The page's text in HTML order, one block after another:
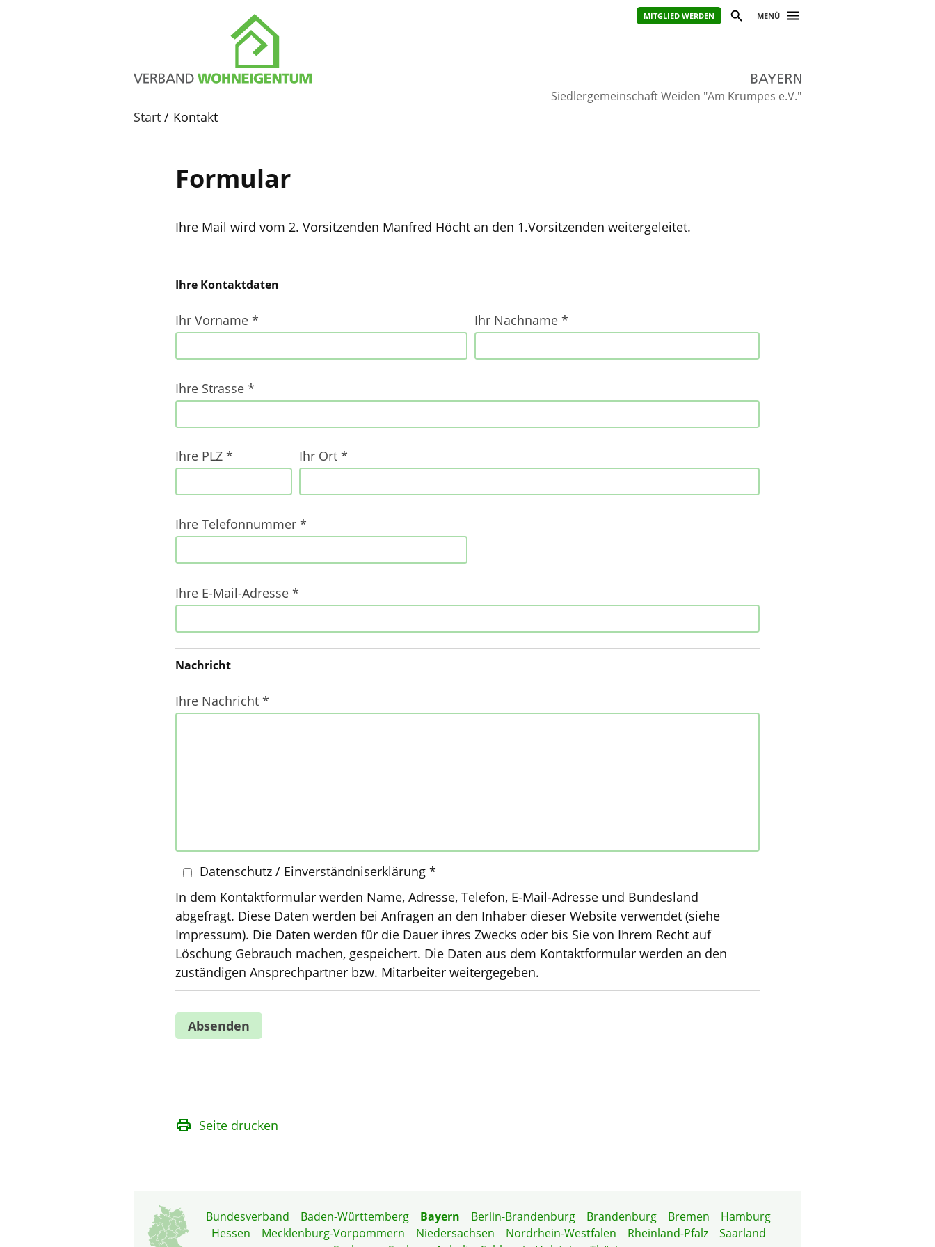
MITGLIED WERDEN MENÜ
Siedlergemeinschaft Weiden "Am Krumpes e.V."
Start Kontakt
Formular
Ihre Mail wird vom 2. Vorsitzenden Manfred Höcht an den 1.Vorsitzenden weitergeleitet.
Ihre Kontaktdaten
Ihr Vorname * Ihr Nachname *
Ihre Strasse *
Ihre PLZ * Ihr Ort *
Ihre Telefonnummer *
Ihre E-Mail-Adresse *
Nachricht
Ihre Nachricht *
Datenschutz / Einverständniserklärung *
In dem Kontaktformular werden Name, Adresse, Telefon, E-Mail-Adresse und Bundesland
abgefragt. Diese Daten werden bei Anfragen an den Inhaber dieser Website verwendet (siehe
Impressum). Die Daten werden für die Dauer ihres Zwecks oder bis Sie von Ihrem Recht auf
Löschung Gebrauch machen, gespeichert. Die Daten aus dem Kontaktformular werden an den
zuständigen Ansprechpartner bzw. Mitarbeiter weitergegeben.
Seite drucken
Bundesverband Baden-Württemberg Bayern Berlin-Brandenburg Brandenburg Bremen
Hamburg
Hessen
Mecklenburg-Vorpommern Niedersachsen Nordrhein-Westfalen Rheinland-Pfalz
Saarland